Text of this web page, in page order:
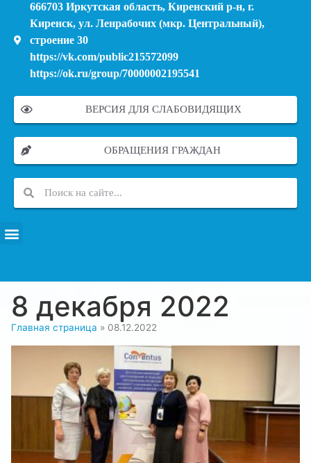
666703 Иркутская область, Киренский р-н, г.
Киренск, ул. Ленрабочих (мкр. Центральный),
строение 30
https://vk.com/public215572099
https://ok.ru/group/70000002195541
ВЕРСИЯ ДЛЯ СЛАБОВИДЯЩИХ
ОБРАЩЕНИЯ ГРАЖДАН
8 декабря 2022
Главная страница » 08.12.2022